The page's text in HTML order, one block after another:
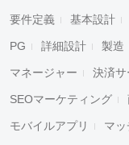
要件定義 基本設計
PG 詳細設計 製造
マネージャー 決済サ
SEOマーケティング
モバイルアプリ マッ